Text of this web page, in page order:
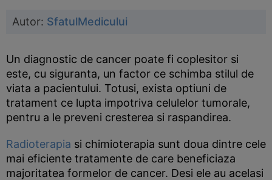
Autor: SfatulMedicului
Un diagnostic de cancer poate fi coplesitor si
este, cu siguranta, un factor ce schimba stilul de
viata a pacientului. Totusi, exista optiuni de
tratament ce lupta impotriva celulelor tumorale,
pentru a le preveni cresterea si raspandirea.
Radioterapia si chimioterapia sunt doua dintre cele
mai eficiente tratamente de care beneficiaza
majoritatea formelor de cancer. Desi ele au acelasi